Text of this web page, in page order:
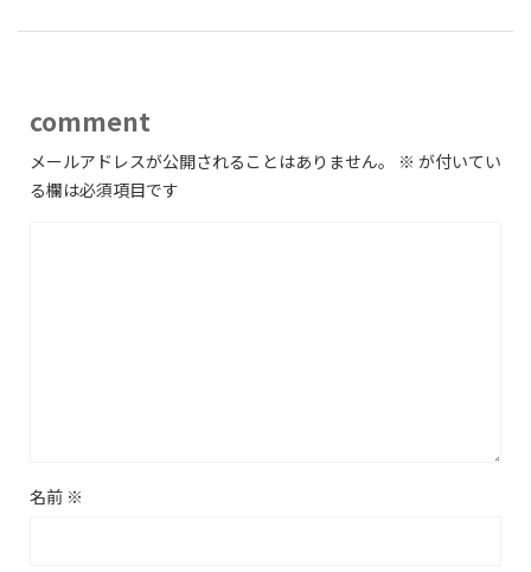
comment
メールアドレスが公開されることはありません。 ※ が付いてい
る欄は必須項目です
名前 ※